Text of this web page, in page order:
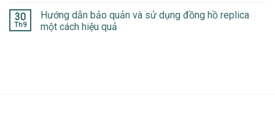
30
Th9
Hướng dẫn bảo quản và sử dụng đồng hồ replica
một cách hiệu quả